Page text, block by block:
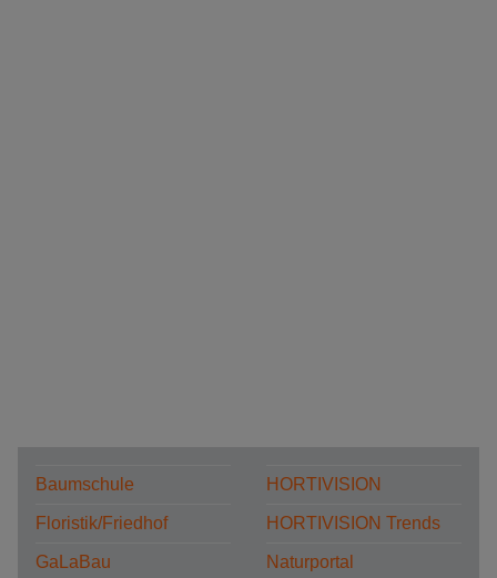
Baumschule
Floristik/Friedhof
GaLaBau
HORTIVISION
HORTIVISION Trends
Naturportal